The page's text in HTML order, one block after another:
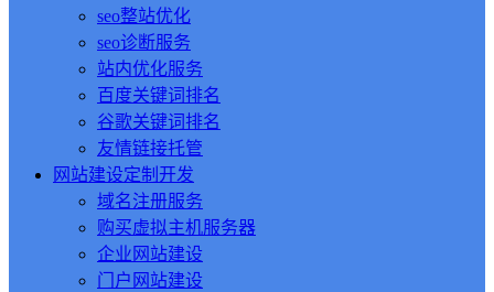
seo整站优化
seo诊断服务
站内优化服务
百度关键词排名
谷歌关键词排名
友情链接托管
网站建设定制开发
域名注册服务
购买虚拟主机服务器
企业网站建设
门户网站建设